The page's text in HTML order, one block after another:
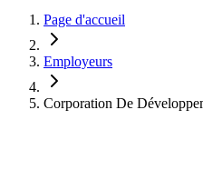
Page d'accueil
Employeurs
Corporation De